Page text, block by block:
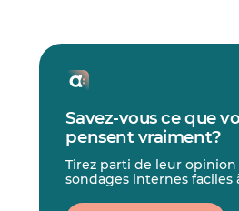
Savez-vous ce que
pensent vraiment?
Tirez parti de leur opinion
sondages internes faciles